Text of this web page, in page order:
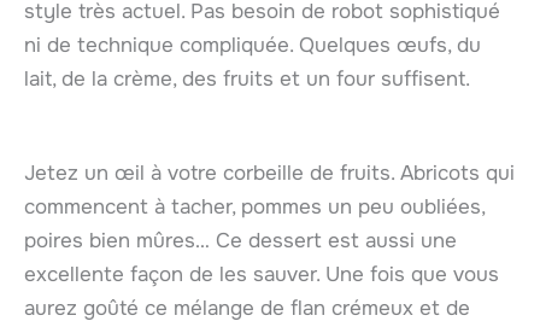
style très actuel. Pas besoin de robot sophistiqué
ni de technique compliquée. Quelques œufs, du
lait, de la crème, des fruits et un four suffisent.
Jetez un œil à votre corbeille de fruits. Abricots qui
commencent à tacher, pommes un peu oubliées,
poires bien mûres… Ce dessert est aussi une
excellente façon de les sauver. Une fois que vous
aurez goûté ce mélange de flan crémeux et de